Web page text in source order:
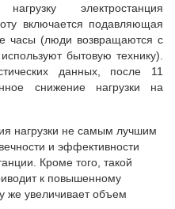
электростанция
включается подавляющая
часы (люди возвращаются с
бытовую технику).
данных, после 11
снижение нагрузки на
нагрузки не самым лучшим
и эффективности
Кроме того, такой
к повышенному
же увеличивает объем